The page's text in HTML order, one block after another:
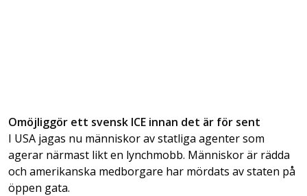
Omöjliggör ett svensk ICE innan det är för sent
I USA jagas nu människor av statliga agenter som
agerar närmast likt en lynchmobb. Människor är rädda
och amerikanska medborgare har mördats av staten på
öppen gata.